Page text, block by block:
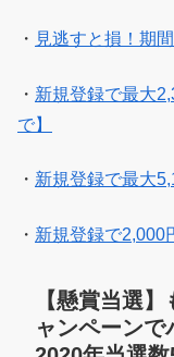
・ 見逃すと損！期
・ 新規登録で最大
で】
・ 新規登録で最大
・ 新規登録で2,000
【懸賞当選
ャンペーンで